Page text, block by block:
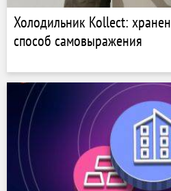
Холодильник Kollect:
способ самовыражения